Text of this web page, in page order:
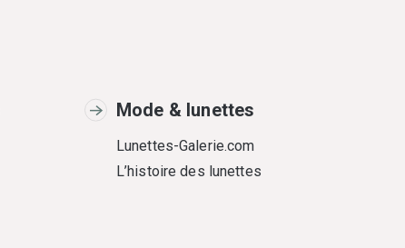
Mode & lunettes
Lunettes-Galerie.com
L’histoire des lunettes